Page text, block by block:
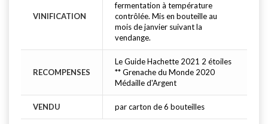
VINIFICATION
fermentation à température
contrôlée. Mis en bouteille au
mois de janvier suivant la
vendange.
RECOMPENSES
Le Guide Hachette 2021 2 étoiles
** Grenache du Monde 2020
Médaille d'Argent
VENDU par carton de 6 bouteilles